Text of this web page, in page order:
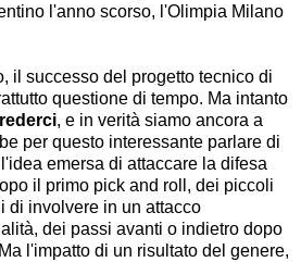
l'anno scorso, l'Olimpia Milano
il successo del progetto tecnico di
questione di tempo. Ma intanto
, e in verità siamo ancora a
per questo interessante parlare di
emersa di attaccare la difesa
il primo pick and roll, dei piccoli
di involvere in un attacco
dei passi avanti o indietro dopo
l'impatto di un risultato del genere,